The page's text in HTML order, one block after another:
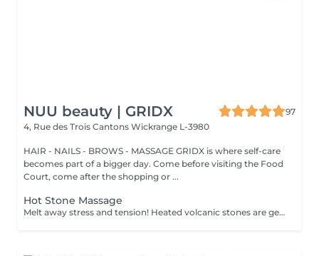
NUU beauty | GRIDX
97
4, Rue des Trois Cantons Wickrange L-3980
HAIR - NAILS - BROWS - MASSAGE GRIDX is where self-care
becomes part of a bigger day. Come before visiting the Food
Court, come after the shopping or ...
Hot Stone Massage
Melt away stress and tension! Heated volcanic stones are gently placed and massaged over the body to warm the muscles, increase circulation, and promote a deep state of relaxation. Perfect for relieving tension, easing anxiety, and restoring inner calm. Age restrictions: there are no age restrictions for this procedure. Post procedure recommendations: do not do sport and any sharp movements 2-3 hours after the procedure. Frequency: 1-2 times per week, 10 times in total. Repeat once in 3-6 months.